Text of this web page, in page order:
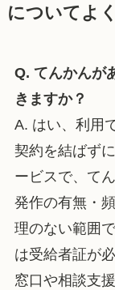
についてよ
Q. てんかんが
きますか？
A. はい、利用
契約を結ばず
ービスで、て
発作の有無・
理のない範囲
は受給者証が
窓口や相談支